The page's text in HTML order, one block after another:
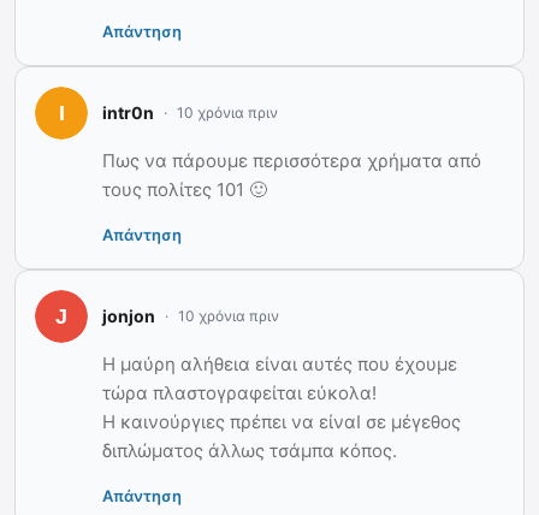
Απάντηση
intr0n 10 χρόνια πριν
Πως να πάρουμε περισσότερα χρήματα από
τους πολίτες 101 🙂
Απάντηση
jonjon 10 χρόνια πριν
Η μαύρη αλήθεια είναι αυτές που έχουμε
τώρα πλαστογραφείται εύκολα!
Η καινούργιες πρέπει να είναΙ σε μέγεθος
διπλώματος άλλως τσάμπα κόπος.
Απάντηση